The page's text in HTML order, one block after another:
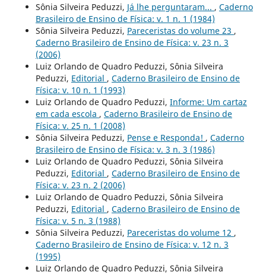
Sônia Silveira Peduzzi, Já lhe perguntaram... , Caderno
Brasileiro de Ensino de Física: v. 1 n. 1 (1984)
Sônia Silveira Peduzzi, Pareceristas do volume 23 ,
Caderno Brasileiro de Ensino de Física: v. 23 n. 3
(2006)
Luiz Orlando de Quadro Peduzzi, Sônia Silveira
Peduzzi, Editorial , Caderno Brasileiro de Ensino de
Física: v. 10 n. 1 (1993)
Luiz Orlando de Quadro Peduzzi, Informe: Um cartaz
em cada escola , Caderno Brasileiro de Ensino de
Física: v. 25 n. 1 (2008)
Sônia Silveira Peduzzi, Pense e Responda! , Caderno
Brasileiro de Ensino de Física: v. 3 n. 3 (1986)
Luiz Orlando de Quadro Peduzzi, Sônia Silveira
Peduzzi, Editorial , Caderno Brasileiro de Ensino de
Física: v. 23 n. 2 (2006)
Luiz Orlando de Quadro Peduzzi, Sônia Silveira
Peduzzi, Editorial , Caderno Brasileiro de Ensino de
Física: v. 5 n. 3 (1988)
Sônia Silveira Peduzzi, Pareceristas do volume 12 ,
Caderno Brasileiro de Ensino de Física: v. 12 n. 3
(1995)
Luiz Orlando de Quadro Peduzzi, Sônia Silveira